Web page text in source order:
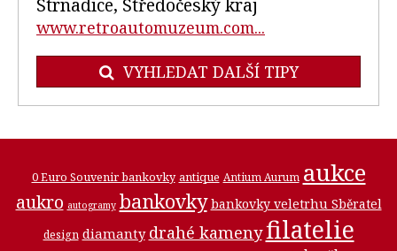
Strnadice, Středočeský kraj
www.retroautomuzeum.com...
VYHLEDAT DALŠÍ TIPY
0 Euro Souvenir bankovky antique Antium Aurum aukce
aukro autogramy bankovky bankovky veletrhu Sběratel
design diamanty drahé kamenyfilatelie